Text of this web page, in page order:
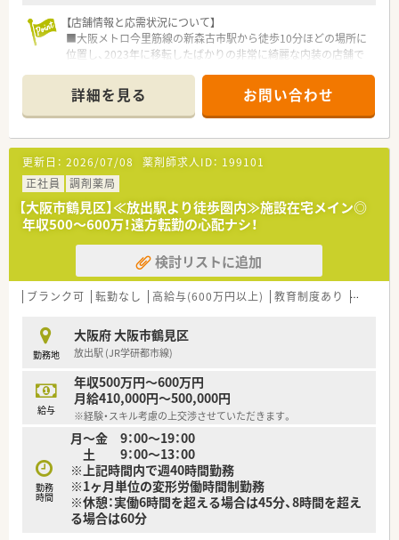
【店舗情報と応需状況について】
■大阪メトロ今里筋線の新森古市駅から徒歩10分ほどの場所に
位置し、2023年に移転したばかりの非常に綺麗な内装の店舗で
■処方箋は内科や呼吸器内科、整形外科を中心に月900枚ほど応
需しており、外来は1日あたり20枚から30枚程度で推移していま
す。
■薬剤師は常勤2名とパート1名が在籍しており、事務スタッフ
も3名体制と余裕のある人員配置で一つ一つの業務に丁寧に取り
組めます。
【法人特徴について】
■鶴見区を中心に地域密着型の店舗展開を行っており、社長自ら
現場に入ってスタッフの声に耳を傾ける非常に風通しの良い法
人です。
■「スタッフが安心できる環境作り」を重視しており、一包化監
査マシンなどの高機能な最新設備を惜しみなく導入しているの
が特徴です。
という志の高い薬剤師をトータルでサポートする体制が整って
います。
【求人情報について】
■正社員の想定年収は450万円から600万円と幅広く、ご経験や
在宅業務への対応可否によって納得感のある条件提示をいただ
けます。
■管理薬剤師候補としての採用も検討可能であり、入社1年後か
らは上限600万円を目指せるなど、高年収を希望する方にも好適
です。
■年間休日数は110日または120日の選択制を導入しており、給
与額とのバランスを考慮しながら自身に最適な働き方を選べる
仕組みです。
詳細を見る お問い合わせ
更新日： 2026/07/08 薬剤師求人ID： 199101
正社員
調剤薬局
【大阪市鶴見区】≪放出駅より徒歩圏内≫施設在宅メイン◎
年収500～600万！遠方転勤の心配ナシ！
検討リストに追加
ブランク可 転勤なし 高給与(600万円以上) 教育制度あり シフト
勤務地
大阪府 大阪市鶴見区
放出駅 (JR学研都市線)
給与
年収500万円～600万円
月給410,000円～500,000円
※経験・スキル考慮の上交渉させていただきます。
勤務
時間
月～金 9：00～19：00
土 9：00～13：00
※上記時間内で週40時間勤務
※1ヶ月単位の変形労働時間制勤務
※休憩：実働6時間を超える場合は45分、8時間を超え
る場合は60分